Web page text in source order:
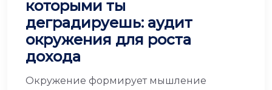
которыми ты
деградируешь: аудит
окружения для роста
дохода
Окружение формирует мышление